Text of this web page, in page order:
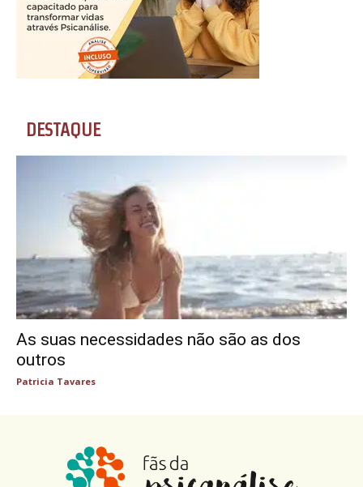
DESTAQUE
As suas necessidades não são as dos
outros
Patricia Tavares